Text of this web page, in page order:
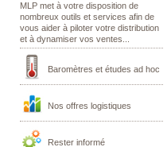
MLP met à votre disposition de
nombreux outils et services afin de
vous aider à piloter votre distribution
et à dynamiser vos ventes...
Baromètres et études ad hoc
Nos offres logistiques
Rester informé